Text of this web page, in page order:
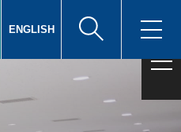
ENGLISH